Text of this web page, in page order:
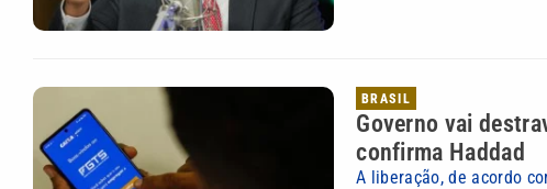
BRASIL
Governo vai
confirma Haddad
A liberação, de acordo